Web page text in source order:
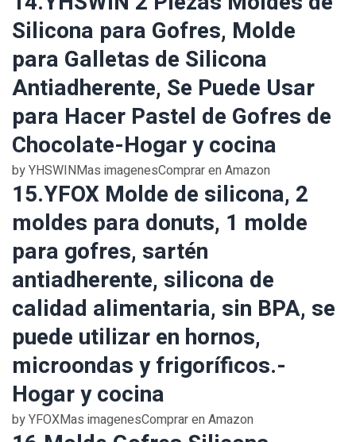
Silicona para Gofres, Molde
para Galletas de Silicona
Antiadherente, Se Puede Usar
para Hacer Pastel de Gofres de
Chocolate-Hogar y cocina
by YHSWINMas imagenesComprar en Amazon
15.YFOX Molde de silicona, 2
moldes para donuts, 1 molde
para gofres, sartén
antiadherente, silicona de
calidad alimentaria, sin BPA, se
puede utilizar en hornos,
microondas y frigoríficos.-
Hogar y cocina
by YFOXMas imagenesComprar en Amazon